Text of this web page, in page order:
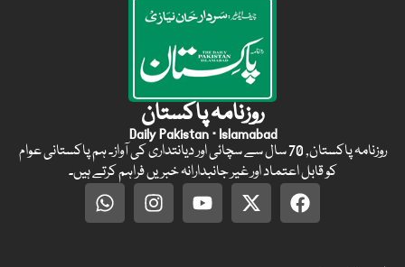
روزنامہ پاکستان
Daily Pakistan · Islamabad
روزنامہ پاکستان, 70 سال سے سچائی اور دیانتداری کی آواز۔ ہم پاکستانی عوام
کو قابل اعتماد اور غیر جانبدارانہ خبریں فراہم کرتے ہیں۔